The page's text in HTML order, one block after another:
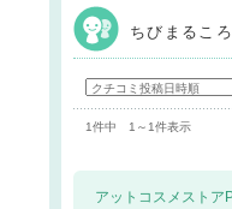
ちびまるこ
1件中 1～1件表示
アットコスメストア